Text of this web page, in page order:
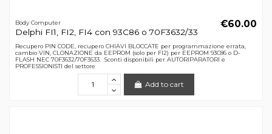
Body Computer
Delphi FI1, FI2, FI4 con 93C86 o 70F3632/33
€60.00
Recupero PIN CODE, recupero CHIAVI BLOCCATE per programmazione errata,
cambio VIN, CLONAZIONE da EEPROM (solo per FI2) per EEPROM 93C86 o D-
FLASH NEC 70F3632/70F3633. Sconti disponibili per AUTORIPARATORI e
PROFESSIONISTI del settore
Add to cart